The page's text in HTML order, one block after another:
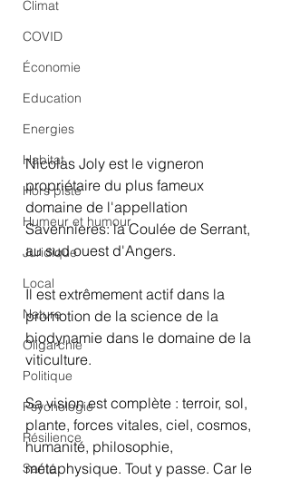
Climat
COVID
Économie
Education
Energies
Habitat
Hors piste
Humeur et humour
Juridique
Local
Nature
Oligarchie
Politique
Psychologie
Résilience
Santé
Nicolas Joly est le vigneron
propriétaire du plus fameux
domaine de l'appellation
Savennieres: la Coulée de Serrant,
au sud ouest d'Angers.
Il est extrêmement actif dans la
promotion de la science de la
biodynamie dans le domaine de la
viticulture.
Sa vision est complète : terroir, sol,
plante, forces vitales, ciel, cosmos,
humanité, philosophie,
métaphysique. Tout y passe. Car le